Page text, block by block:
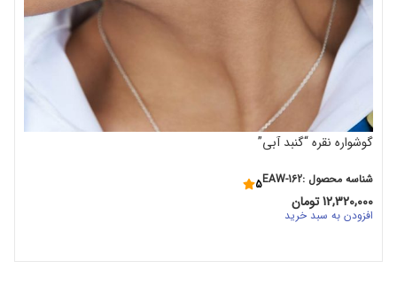
گوشواره نقره “گنبد آبی”
شناسه محصول :EAW-162 5
12,320,000تومان
افزودن به سبد خرید